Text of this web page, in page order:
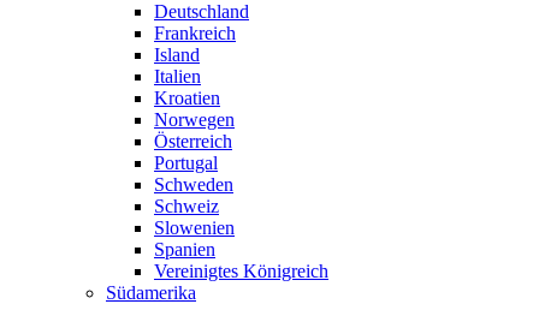
Deutschland
Frankreich
Island
Italien
Kroatien
Norwegen
Österreich
Portugal
Schweden
Schweiz
Slowenien
Spanien
Vereinigtes Königreich
Südamerika